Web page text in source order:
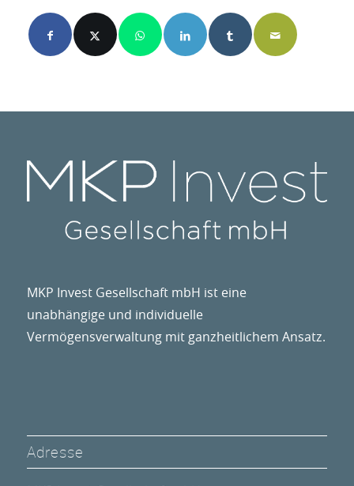
MKP Invest Gesellschaft mbH ist eine
unabhängige und individuelle
Vermögensverwaltung mit ganzheitlichem Ansatz.
Adresse